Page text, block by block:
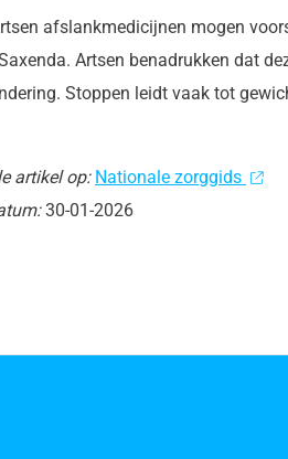
afslankmedicijnen mogen
Artsen benadrukken dat
Stoppen leidt vaak tot
artikel op: Nationale zorggids
30-01-2026